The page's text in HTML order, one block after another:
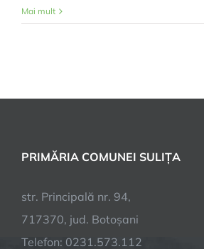
site
Mai mult
PRIMĂRIA COMUNEI SULIȚA
str. Principală nr. 94,
717370, jud. Botoșani
Telefon: 0231.573.112